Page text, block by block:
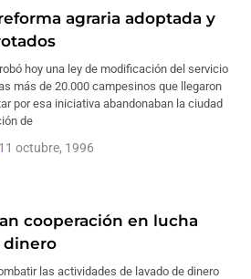
agraria adoptada y
hoy una ley de modificación del servicio
más de 20.000 campesinos que llegaron
por esa iniciativa abandonaban la ciudad
de
11 octubre, 1996
cooperación en lucha
dinero
las actividades de lavado de dinero